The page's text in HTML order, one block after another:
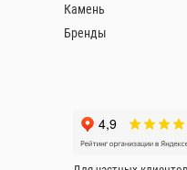
Камень
Бренды